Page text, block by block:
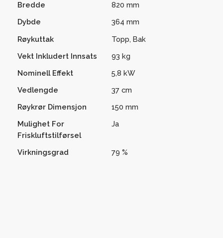
Bredde 820 mm
Dybde 364 mm
Røykuttak Topp, Bak
Vekt Inkludert Innsats 93 kg
Nominell Effekt 5,8 kW
Vedlengde 37 cm
Røykrør Dimensjon 150 mm
Mulighet For
Friskluftstilførsel
Ja
Virkningsgrad 79 %